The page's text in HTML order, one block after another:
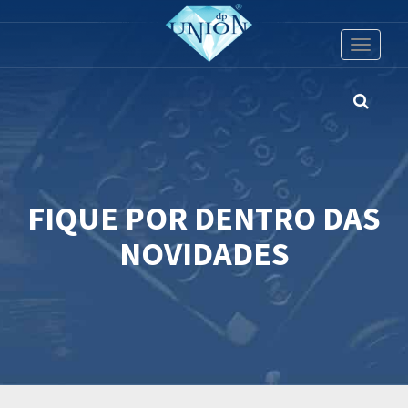
Toggle
FIQUE POR DENTRO DAS
NOVIDADES